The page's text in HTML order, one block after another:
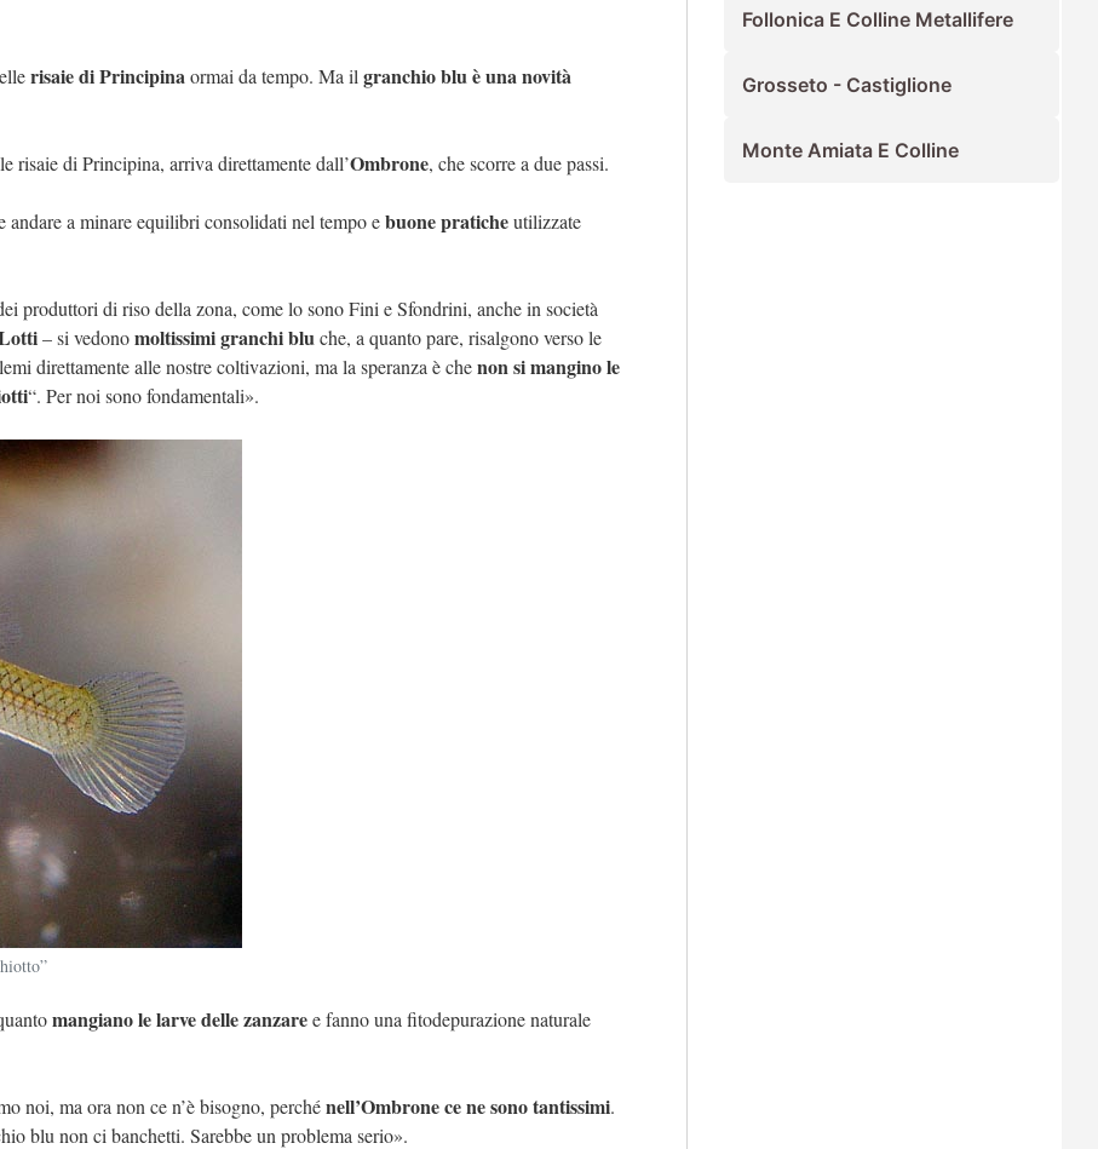
risaie di Principinaormai da tempo. Ma il granchio blu è una novità
risaie di Principina, arriva direttamente dall’Ombrone, che scorre a due passi.
andare a minare equilibri consolidati nel tempo ebuone praticheutilizzate
produttori di riso della zona, come lo sono Fini e Sfondrini, anche in società
– si vedonomoltissimi granchi bluche, a quanto pare, risalgono verso le
direttamente alle nostre coltivazioni, ma la speranza è chenon si mangino le
“. Per noi sono fondamentali».
mangiano le larve delle zanzaree fanno una fitodepurazione naturale
noi, ma ora non ce n’è bisogno, perchénell’Ombrone ce ne sono tantissimi.
blu non ci banchetti. Sarebbe un problema serio».
Follonica E Colline Metallifere
Grosseto - Castiglione
Monte Amiata E Colline